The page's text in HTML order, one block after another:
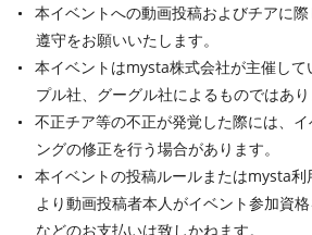
本イベントへの動画投稿およびチアに
遵守をお願いいたします。
本イベントはmysta株式会社が主催して
プル社、グーグル社によるものではあり
不正チア等の不正が発覚した際には、
ングの修正を行う場合があります。
本イベントの投稿ルールまたはmysta利
より動画投稿者本人がイベント参加資
などのお支払いは致しかねます。